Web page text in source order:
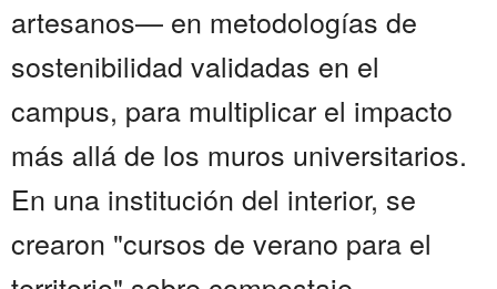
artesanos— en metodologías de
sostenibilidad validadas en el
campus, para multiplicar el impacto
más allá de los muros universitarios.
En una institución del interior, se
crearon "cursos de verano para el